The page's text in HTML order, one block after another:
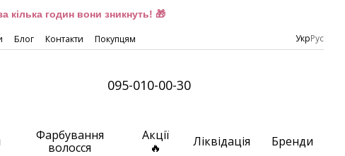
кілька годин вони зникнуть! 🎁
Блог Контакти Покупцям УкрРус
095-010-00-30
Фарбування
волосся
Акції
🔥
Ліквідація Бренди